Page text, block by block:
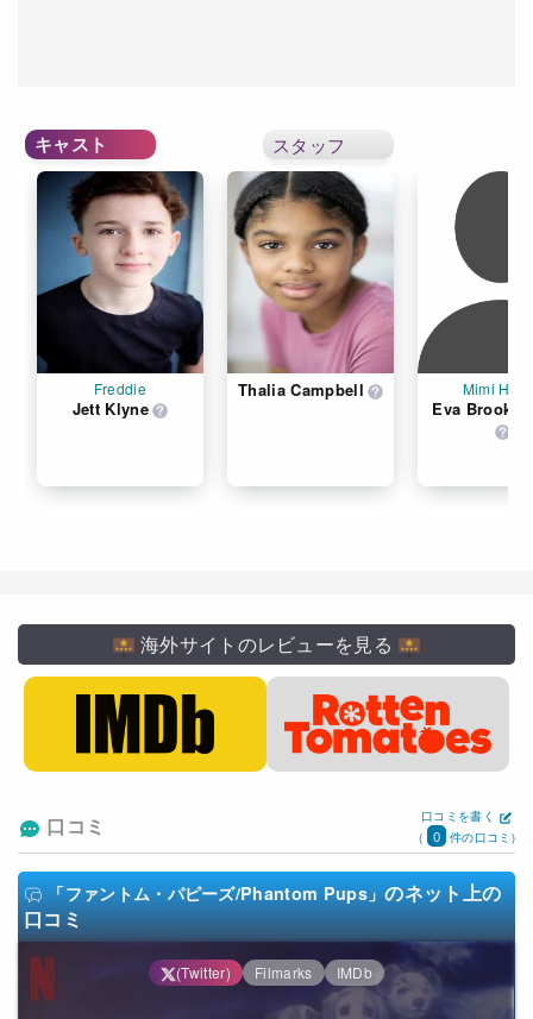
スタッフ
キャスト
Freddie
Jett Klyne
Thalia Campbell Mimi
Eva Brooke
海外サイトのレビューを見る
口コミ
口コミを書く
(
0 件の口コミ)
「ファントム・パピーズ/Phantom Pups」のネット上の
口コミ
(Twitter) Filmarks IMDb